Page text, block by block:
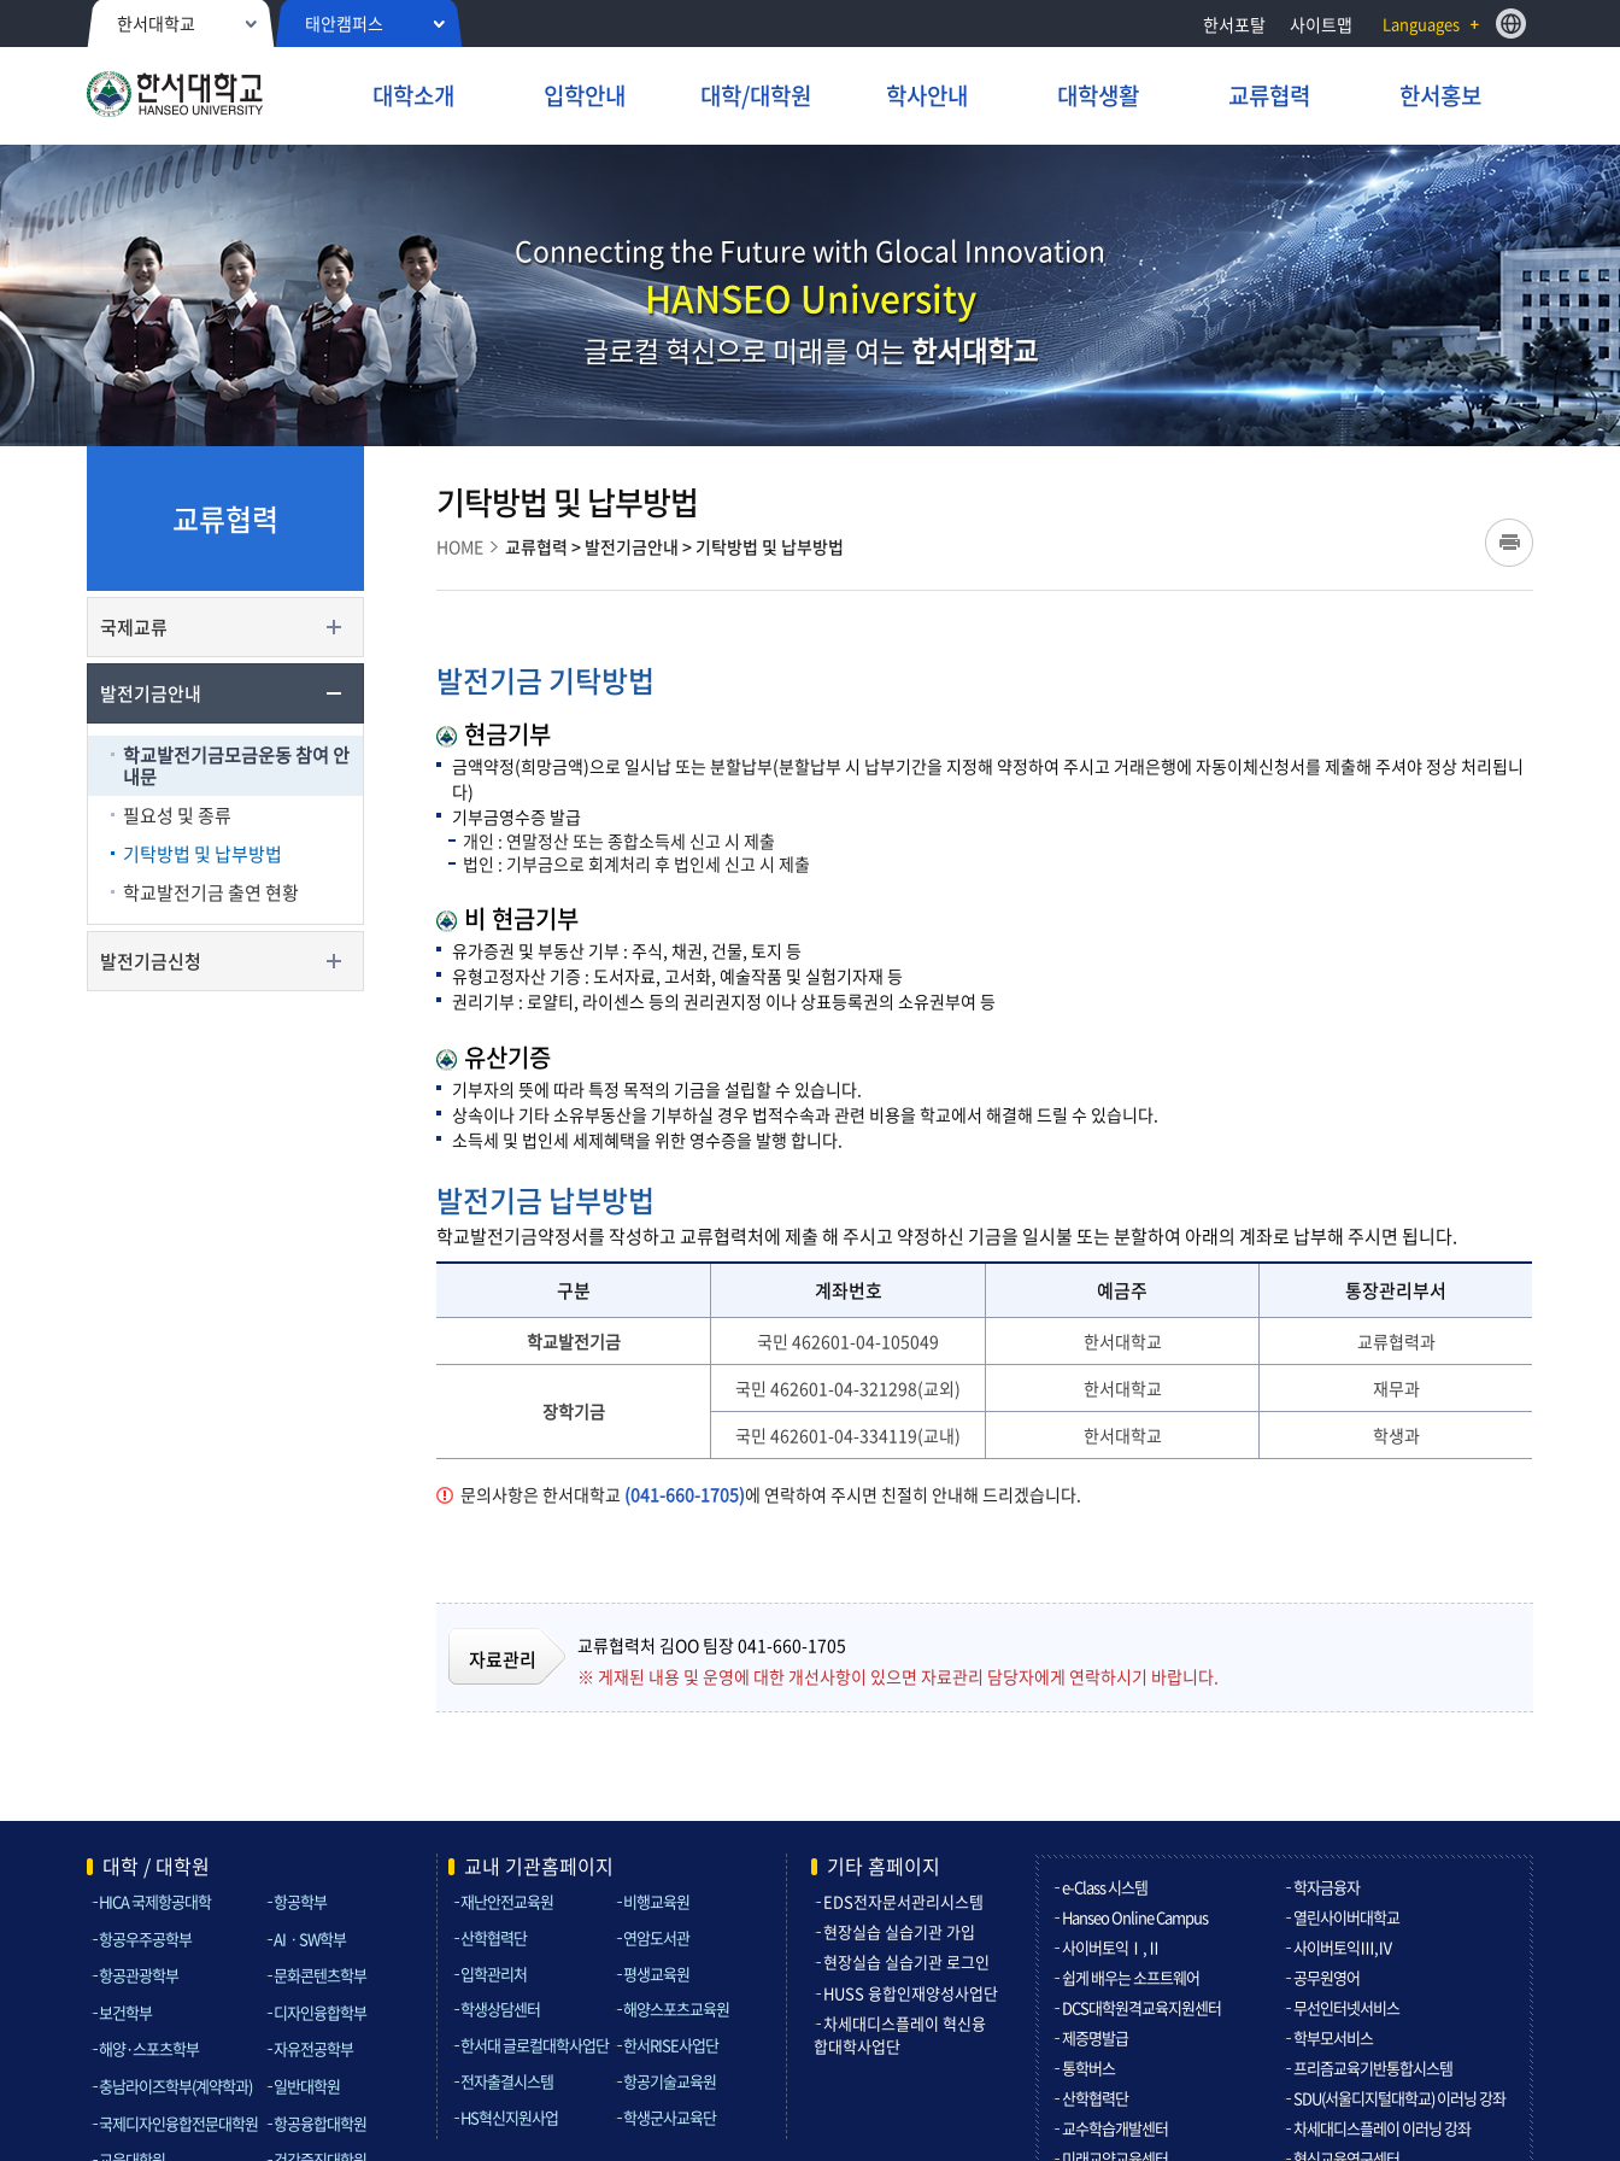
한서대학교 태안캠퍼스 한서포탈 사이트맵 Languages
대학소개 입학안내 대학/대학원 학사안내 대학생활 교류협력 한서홍보
Connecting the Future with Glocal Innovation
HANSEO University
글로컬 혁신으로 미래를 여는한서대학교
교류협력
국제교류
발전기금안내
학교발전기금모금운동 참여 안
내문
필요성 및 종류
기탁방법 및 납부방법
학교발전기금 출연 현황
발전기금신청
기탁방법 및 납부방법
HOME 교류협력 > 발전기금안내 > 기탁방법 및 납부방법
발전기금 기탁방법
현금기부
금액약정(희망금액)으로 일시납 또는 분할납부(분할납부 시 납부기간을 지정해 약정하여 주시고 거래은행에 자동이체신청서를 제출해 주셔야 정상 처리됩니
다)
기부금영수증 발급
개인 : 연말정산 또는 종합소득세 신고 시 제출
법인 : 기부금으로 회계처리 후 법인세 신고 시 제출
비 현금기부
유가증권 및 부동산 기부 : 주식, 채권, 건물, 토지 등
유형고정자산 기증 : 도서자료, 고서화, 예술작품 및 실험기자재 등
권리기부 : 로얄티, 라이센스 등의 권리권지정 이나 상표등록권의 소유권부여 등
유산기증
기부자의 뜻에 따라 특정 목적의 기금을 설립할 수 있습니다.
상속이나 기타 소유부동산을 기부하실 경우 법적수속과 관련 비용을 학교에서 해결해 드릴 수 있습니다.
소득세 및 법인세 세제혜택을 위한 영수증을 발행 합니다.
발전기금 납부방법
학교발전기금약정서를 작성하고 교류협력처에 제출 해 주시고 약정하신 기금을 일시불 또는 분할하여 아래의 계좌로 납부해 주시면 됩니다.
구분 계좌번호 예금주 통장관리부서
학교발전기금 국민 462601-04-105049 한서대학교 교류협력과
장학기금
국민 462601-04-321298(교외) 한서대학교
재무과
국민 462601-04-334119(교내)
한서대학교 학생과
문의사항은 한서대학교 (041-660-1705)에 연락하여 주시면 친절히 안내해 드리겠습니다.
자료관리
교류협력처 김OO 팀장 041-660-1705
※ 게재된 내용 및 운영에 대한 개선사항이 있으면 자료관리 담당자에게 연락하시기 바랍니다.
대학 / 대학원
HICA 국제항공대학
항공학부
항공우주공학부
AIㆍSW학부
항공관광학부
문화콘텐츠학부
보건학부
디자인융합학부
해양·스포츠학부
자유전공학부
충남라이즈학부(계약학과)
일반대학원
국제디자인융합전문대학원
항공융합대학원
교내 기관홈페이지
재난안전교육원
비행교육원
산학협력단
연암도서관
입학관리처
평생교육원
학생상담센터
해양스포츠교육원
한서대 글로컬대학사업단
한서RISE사업단
전자출결시스템
항공기술교육원
HS혁신지원사업
학생군사교육단
기타 홈페이지
EDS전자문서관리시스템
현장실습 실습기관 가입
현장실습 실습기관 로그인
HUSS 융합인재양성사업단
차세대디스플레이 혁신융
합대학사업단
e-Class 시스템
학자금융자
Hanseo Online Campus
열린사이버대학교
사이버토익Ⅰ,Ⅱ
사이버토익Ⅲ,Ⅳ
쉽게 배우는 소프트웨어
공무원영어
DCS대학원격교육지원센터
무선인터넷서비스
제증명발급
학부모서비스
통학버스
프리즘교육기반통합시스템
산학협력단
SDU(서울디지털대학교) 이러닝 강좌
교수학습개발센터
차세대디스플레이 이러닝 강좌